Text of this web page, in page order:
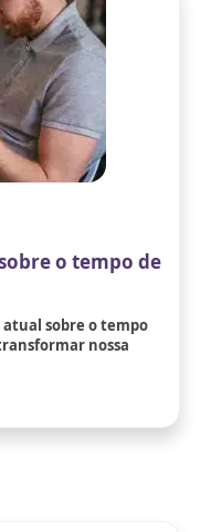
o tempo de
sobre o tempo
nossa